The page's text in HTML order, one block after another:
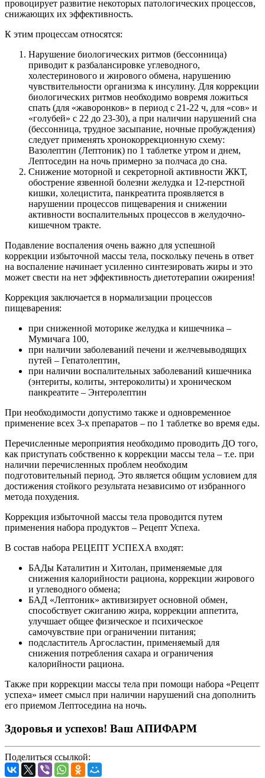
провоцирует развитие некоторых патологических процессов,
снижающих их эффективность.
К этим процессам относятся:
Нарушение биологических ритмов (бессонница)
приводит к разбалансировке углеводного,
холестеринового и жирового обмена, нарушению
чувствительности организма к инсулину. Для коррекции
биологических ритмов необходимо вовремя ложиться
спать (для «жаворонков» в период с 21-22 ч, для «сов» и
«голубей» с 22 до 23-30), а при наличии нарушений сна
(бессонница, трудное засыпание, ночные пробуждения)
следует применять хронокоррекционную схему:
Вазолептин (Лептоник) по 1 таблетке утром и днем,
Лептоседин на ночь примерно за полчаса до сна.
Снижение моторной и секреторной активности ЖКТ,
обострение язвенной болезни желудка и 12-перстной
кишки, холецистита, панкреатита проявляется в
нарушении процессов пищеварения и снижении
активности воспалительных процессов в желудочно-
кишечном тракте.
Подавление воспаления очень важно для успешной
коррекции избыточной массы тела, поскольку печень в ответ
на воспаление начинает усиленно синтезировать жиры и это
может свести на нет эффективность диетотерапии ожирения!
Коррекция заключается в нормализации процессов
пищеварения:
при сниженной моторике желудка и кишечника –
Мумичага 100,
при наличии заболеваний печени и желчевыводящих
путей – Гепатолептин,
при наличии воспалительных заболеваний кишечника
(энтериты, колиты, энтероколиты) и хроническом
панкреатите – Энтеролептин
При необходимости допустимо также и одновременное
применение всех 3-х препаратов – по 1 таблетке во время еды.
Перечисленные мероприятия необходимо проводить ДО того,
как приступать собственно к коррекции массы тела – т.е. при
наличии перечисленных проблем необходим
подготовительный период. Это является общим условием для
достижения стойкого результата независимо от избранного
метода похудения.
Коррекция избыточной массы тела проводится путем
применения набора продуктов – Рецепт Успеха.
В состав набора РЕЦЕПТ УСПЕХА входят:
БАДы Каталитин и Хитолан, применяемые для
снижения калорийности рациона, коррекции жирового
и углеводного обмена;
БАД «Лептоник» активизирует основной обмен,
способствует сжиганию жира, коррекции аппетита,
улучшает общее физическое и психическое
самочувствие при ограничении питания;
подсластитель Аргосластин, применяемый для
снижения потребления сахара и ограничения
калорийности рациона.
Также при коррекции массы тела при помощи набора «Рецепт
успеха» имеет смысл при наличии нарушений сна дополнить
его приемом Лептоседина на ночь.
Здоровья и успехов! Ваш АПИФАРМ
Поделиться ссылкой: